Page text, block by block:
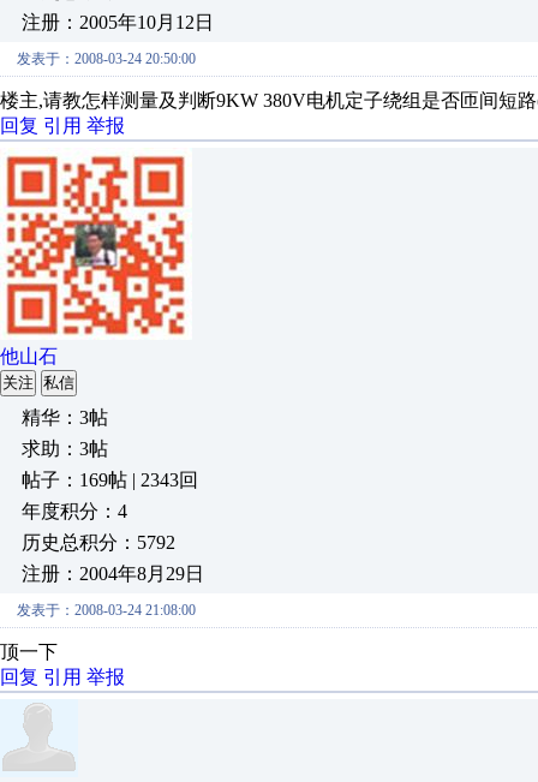
注册：2005年10月12日
发表于：2008-03-24 20:50:00
楼主,请教怎样测量及判断9KW 380V电机定子绕组是否匝间短
回复 引用 举报
他山石
关注 私信
精华：3帖
求助：3帖
帖子：169帖 | 2343回
年度积分：4
历史总积分：5792
注册：2004年8月29日
发表于：2008-03-24 21:08:00
顶一下
回复 引用 举报